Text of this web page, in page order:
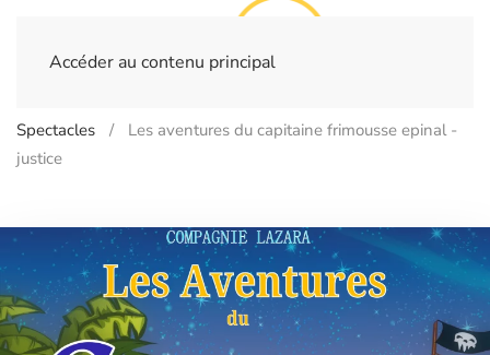
Accéder au contenu principal
Spectacles
Les aventures du capitaine frimousse epinal -
justice